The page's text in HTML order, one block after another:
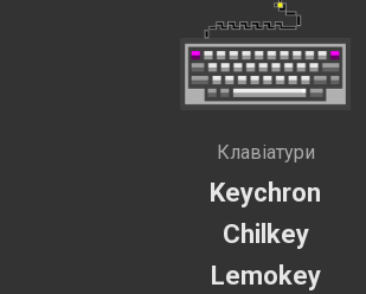
Клавіатури
Chilkey
Keychron
Lemokey